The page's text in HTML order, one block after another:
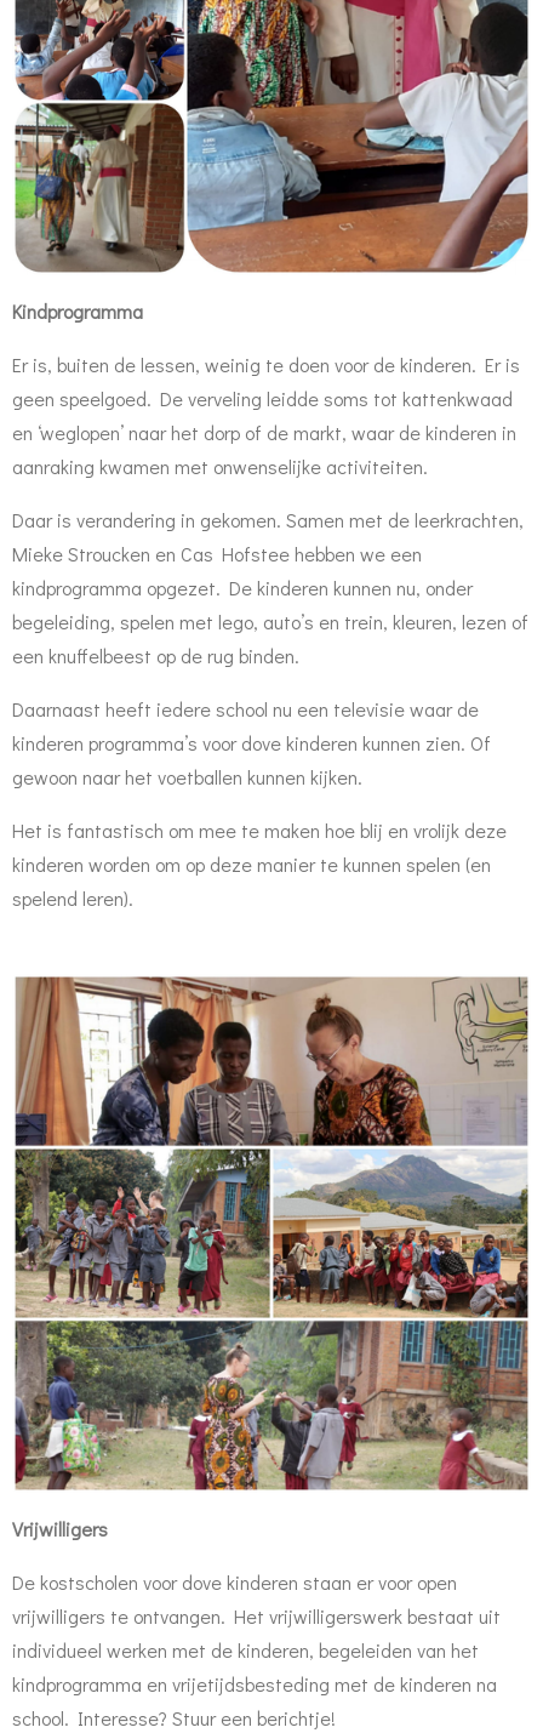
Kindprogramma
Er is, buiten de lessen, weinig te doen voor de kinderen. Er is
geen speelgoed. De verveling leidde soms tot kattenkwaad
en ‘weglopen’ naar het dorp of de markt, waar de kinderen in
aanraking kwamen met onwenselijke activiteiten.
Daar is verandering in gekomen. Samen met de leerkrachten,
Mieke Stroucken en Cas Hofstee hebben we een
kindprogramma opgezet. De kinderen kunnen nu, onder
begeleiding, spelen met lego, auto’s en trein, kleuren, lezen of
een knuffelbeest op de rug binden.
Daarnaast heeft iedere school nu een televisie waar de
kinderen programma’s voor dove kinderen kunnen zien. Of
gewoon naar het voetballen kunnen kijken.
Het is fantastisch om mee te maken hoe blij en vrolijk deze
kinderen worden om op deze manier te kunnen spelen (en
spelend leren).
Vrijwilligers
De kostscholen voor dove kinderen staan er voor open
vrijwilligers te ontvangen. Het vrijwilligerswerk bestaat uit
individueel werken met de kinderen, begeleiden van het
kindprogramma en vrijetijdsbesteding met de kinderen na
school. Interesse? Stuur een berichtje!